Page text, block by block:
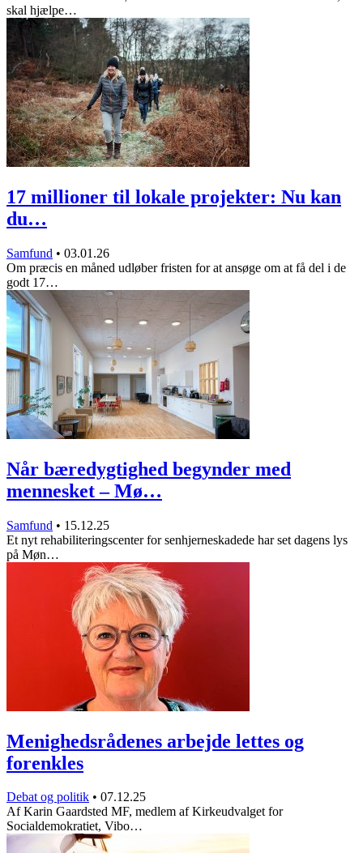
skal hjælpe…
17 millioner til lokale projekter: Nu kan
du…
Samfund • 03.01.26
Om præcis en måned udløber fristen for at ansøge om at få del i de
godt 17…
Når bæredygtighed begynder med
mennesket – Mø…
Samfund • 15.12.25
Et nyt rehabiliteringscenter for senhjerneskadede har set dagens lys
på Møn…
Menighedsrådenes arbejde lettes og
forenkles
Debat og politik • 07.12.25
Af Karin Gaardsted MF, medlem af Kirkeudvalget for
Socialdemokratiet, Vibo…